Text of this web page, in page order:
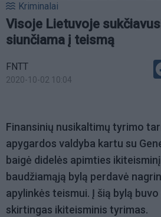
Kriminalai
Visoje Lietuvoje
siunčiama į teismą
FNTT
2020-10-02 10:04
Finansinių nusikaltimų tyrimo
apygardos valdyba kartu su
baigė didelės apimties
baudžiamąją bylą perdavė
apylinkės teismui. Į šią bylą
skirtingas ikiteisminis tyrimas.